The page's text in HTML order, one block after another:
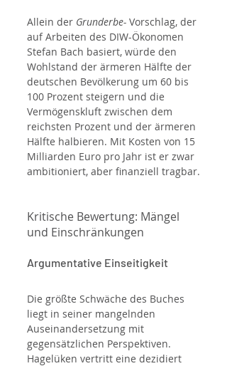
Allein der Grunderbe- Vorschlag, der
auf Arbeiten des DIW-Ökonomen
Stefan Bach basiert, würde den
Wohlstand der ärmeren Hälfte der
deutschen Bevölkerung um 60 bis
100 Prozent steigern und die
Vermögenskluft zwischen dem
reichsten Prozent und der ärmeren
Hälfte halbieren. Mit Kosten von 15
Milliarden Euro pro Jahr ist er zwar
ambitioniert, aber finanziell tragbar.
Kritische Bewertung: Mängel
und Einschränkungen
Argumentative Einseitigkeit
Die größte Schwäche des Buches
liegt in seiner mangelnden
Auseinandersetzung mit
gegensätzlichen Perspektiven.
Hagelüken vertritt eine dezidiert